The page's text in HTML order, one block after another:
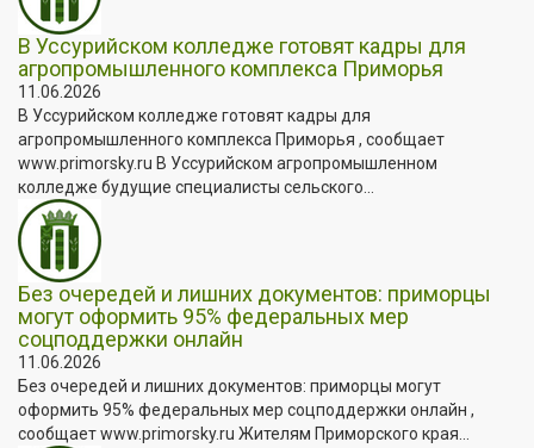
В Уссурийском колледже готовят кадры для
агропромышленного комплекса Приморья
11.06.2026
В Уссурийском колледже готовят кадры для
агропромышленного комплекса Приморья , сообщает
www.primorsky.ru В Уссурийском агропромышленном
колледже будущие специалисты сельского...
Без очередей и лишних документов: приморцы
могут оформить 95% федеральных мер
соцподдержки онлайн
11.06.2026
Без очередей и лишних документов: приморцы могут
оформить 95% федеральных мер соцподдержки онлайн ,
сообщает www.primorsky.ru Жителям Приморского края...